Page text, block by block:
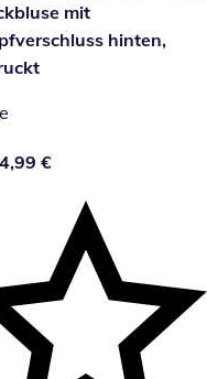
Preis: 29,99 €
Preis: 29,99 €
€
mit
hinten,
€ €